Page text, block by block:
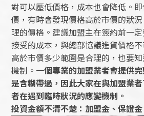
對可以壓低價格，成本也會降低。
價，有時會發現價格高於市價的狀
理的價格。建議加盟主在簽約前一
接受的成本，與總部協議進貨價格
高於市價多少範圍是合理的，也要
機制。 一個專業的加盟業者會提供
是含糊帶過，因此大家在與加盟業
者在遇到臨時狀況的應變機制。
投資金額不清不楚：加盟金、保證